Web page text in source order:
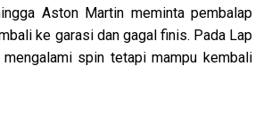
Aston Martin meminta pembalap
ke garasi dan gagal finis. Pada Lap
spin tetapi mampu kembali